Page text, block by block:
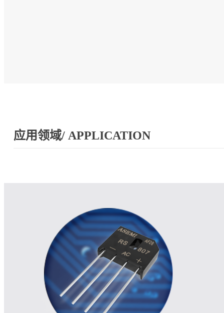
应用领域/ APPLICATION